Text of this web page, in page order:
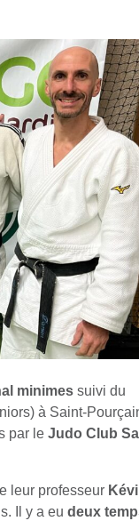
minimes suivi du
à Saint-
par le Judo Club
leur professeur
Il y a eu deux